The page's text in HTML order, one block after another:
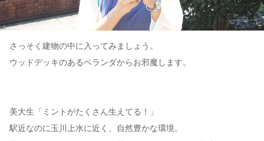
さっそく建物の中に入ってみましょう。
ウッドデッキのあるベランダからお邪魔します。
美大生「ミントがたくさん生えてる！」
駅近なのに玉川上水に近く、自然豊かな環境。